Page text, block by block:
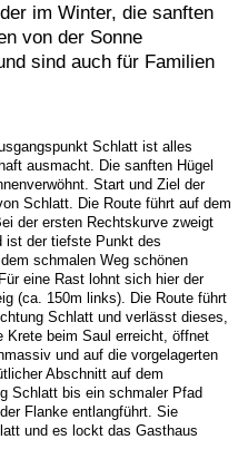
im Winter, die sanften
von der Sonne
sind auch für Familien
Schlatt ist alles
ausmacht. Die sanften Hügel
Start und Ziel der
Schlatt. Die Route führt auf dem
der ersten Rechtskurve zweigt
ist der tiefste Punkt des
schmalen Weg schönen
eine Rast lohnt sich hier der
(ca. 150m links). Die Route führt
Schlatt und verlässt dieses,
Krete beim Saul erreicht, öffnet
und auf die vorgelagerten
Abschnitt auf dem
Schlatt bis ein schmaler Pfad
Flanke entlangführt. Sie
und es lockt das Gasthaus